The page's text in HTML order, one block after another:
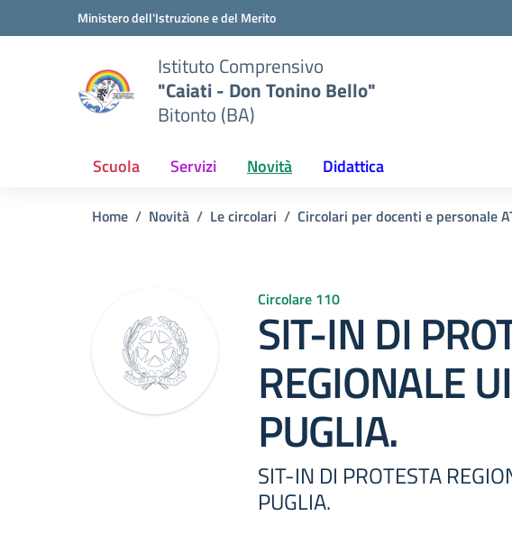
Vai ai contenuti
Vai al menu di navigazioneMinistero dell'Istruzione e del Merito
Istituto Comprensivo
"Caiati - Don Tonino Bello"
Bitonto (BA)
Scuola Servizi Novità Didattica
Home Novità Le circolari Circolari per docenti e personale
Circolare 110
SIT-IN DI
REGIONALE
PUGLIA.
SIT-IN DI PROTESTA
PUGLIA.